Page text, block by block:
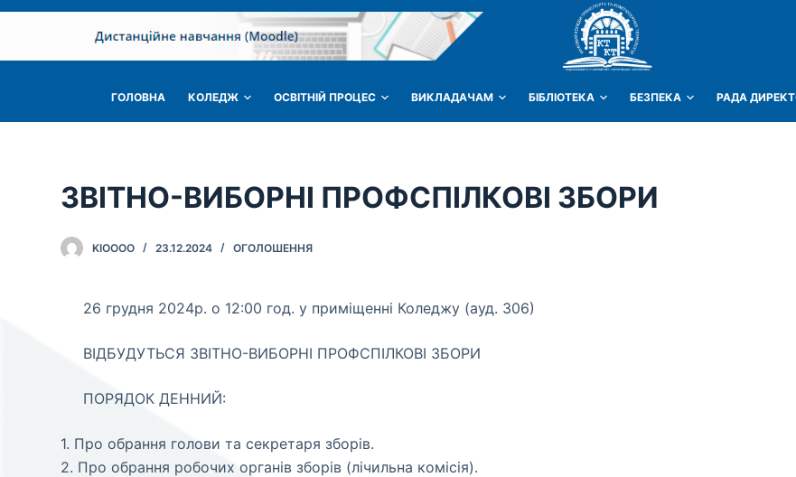
ГОЛОВНА КОЛЕДЖ ОСВІТНІЙ ПРОЦЕС ВИКЛАДАЧАМ БІБЛІОТЕКА БЕЗПЕКА РАДА
ЗВІТНО-ВИБОРНІ ПРОФСПІЛКОВІ ЗБОРИ
KIOOOO 23.12.2024 ОГОЛОШЕННЯ
26 грудня 2024р. о 12:00 год. у приміщенні Коледжу (ауд. 306)
ВІДБУДУТЬСЯ ЗВІТНО-ВИБОРНІ ПРОФСПІЛКОВІ ЗБОРИ
ПОРЯДОК ДЕННИЙ:
1. Про обрання голови та секретаря зборів.
2. Про обрання робочих органів зборів (лічильна комісія).